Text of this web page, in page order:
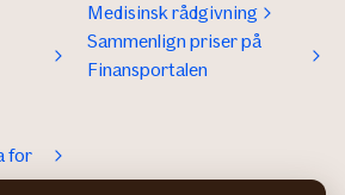
for
Medisinsk rådgivning
Sammenlign priser på
Finansportalen